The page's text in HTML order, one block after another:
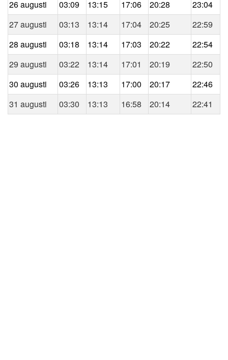
26 augusti 03:09 13:15 17:06 20:28
23:04
27 augusti
03:13 13:14 17:04 20:25
22:59
28 augusti
03:18 13:14 17:03 20:22
22:54
29 augusti
03:22 13:14 17:01 20:19
22:50
30 augusti
03:26 13:13 17:00 20:17
22:46
31 augusti
03:30 13:13 16:58 20:14 22:41